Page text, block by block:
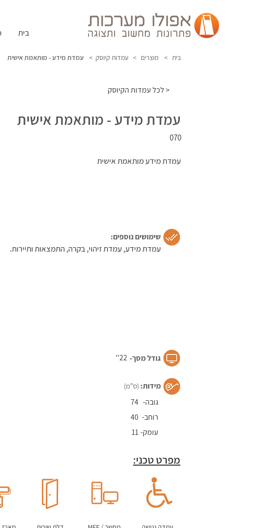
בית
עמדת מידע - מותאמת אישית עמדות קיוסק > מוצרים > בית >
לכל עמדות הקיוסק >
עמדת מידע - מותאמת אישית
070
עמדת מידע מותאמת אישית
שימושים נוספים:
עמדת מידע, עמדת זיהוי, בקרה, התמצאות ותיירות.
22'' גודל מסך-​
מידות: (ס"מ)
74 גובה-
40 רוחב-
11עומק-
מפרט טכני: